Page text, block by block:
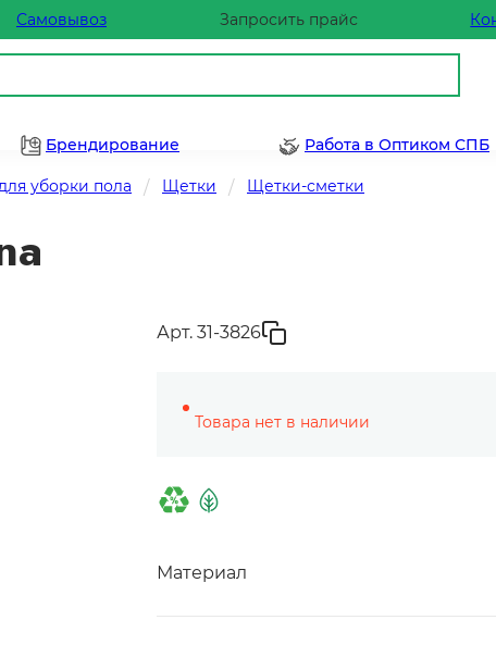
Самовывоз Запросить прайс
Брендирование Работа в Оптиком СПБ
уборки пола Щетки Щетки-сметки
Арт. 31-3826
Товара нет в наличии
Материал